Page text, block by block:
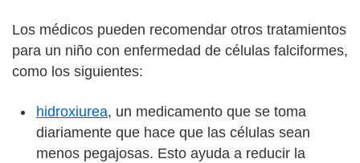
Los médicos pueden recomendar otros tratamientos
para un niño con enfermedad de células falciformes,
como los siguientes:
hidroxiurea, un medicamento que se toma
diariamente que hace que las células sean
menos pegajosas. Esto ayuda a reducir la